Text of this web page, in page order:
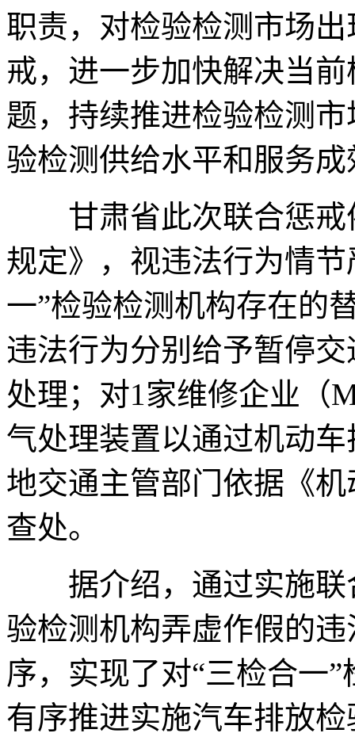
职责，对检验检测市场
戒，进一步加快解决当
题，持续推进检验检测
验检测供给水平和服务成
甘肃省此次联合惩戒
规定》，视违法行为情
一”检验检测机构存在的
违法行为分别给予暂停
处理；对1家维修企业（
气处理装置以通过机动
地交通主管部门依据《
查处。
据介绍，通过实施联
验检测机构弄虚作假的
序，实现了对“三检合一
有序推进实施汽车排放